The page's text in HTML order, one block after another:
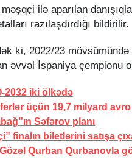
ilə aparılan
razılaşdırdığı bildirilir.
ki, 2022/23
əvvəl İspaniya çempionu
2032 iki ölkədə
üçün 19,7 milyard avro
Səfərov planı
finalın biletlərini satışa
Qurban Qurbanovla